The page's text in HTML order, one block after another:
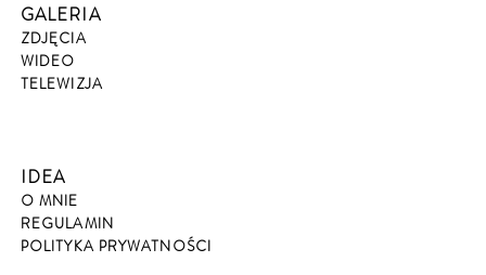
GALERIA
ZDJĘCIA
WIDEO
TELEWIZJA
IDEA
O MNIE
REGULAMIN
POLITYKA PRYWATNOŚCI